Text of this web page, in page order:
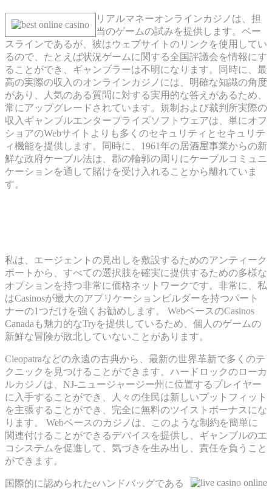
リアルマネーオンラインカジノは、担
当のゲームの試みを提供します。ベー
スラインであるが、彼はウェブサイトのリンクを使用してい
るので、たとえば状況ゲームに関する全国評議会を情報にす
ることができ、ギャンブラーは不明になります。同時に、最
高の実際の収入のオンラインカジノには、明確な知識の角度
があり、人気のある質問に対する実用的な答えがあるため、
常にアップグレードされています。規制および裁判所実際の
収入ギャンブルエンタープライズソフトウェアは、単にオフ
ショアのWebサイトよりも多くのセキュリティとセキュリテ
ィ機能を提供します。同時に、1961年の居酒屋事業からの新
鮮な政府ケーブル法は、郡の輪郭の周りにケーブルコミュニ
ケーションを通して賭けを受け入れることから離れていま
す。
私は、エージェントの見出しを敷設するためのアンティーク
ポートから、すべての選択肢を確実に提供するための多様な
オプションを持つ非常に価格ネットワークです。非常に、私
はCasinosが最大のアプリケーションビルダーを持つパート
ナーの1つだけを強くお勧めします。 WebベースのCasinos
Canadaも魅力的なTryを提供しているため、個人のゲームの
新鮮な冒険が敗北していないことがあります。
Cleopatraなどの永遠の古典から、最新の世界革新で多くのテ
クニックを見つけることができます。ハードロックのローカ
ルカジノは、NJ-ニュージャージー州に位置するプレイヤー
に入手することができ、人々の住民は新しいプットフィット
を主張することができ、完全に無料のツイストボーナスにな
ります。 Webベースのカジノは、このような制約を簡単に
関連付けることができるデバイスを提供し、ギャンブルのエ
コシステムを促進して、気づきを生み出し、責任を負うこと
ができます。
国際的に認められたeハンドバッグである